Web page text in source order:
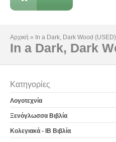
Αρχική » In a Dark, Dark Wood {USED}
In a Dark, Dark
Κατηγορίες
Λογοτεχνία
Ξενόγλωσσα Βιβλία
Κολεγιακά - IB Βιβλία